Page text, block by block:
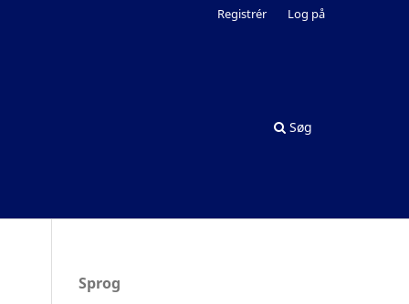
Søg
Registrér Log på
Sprog